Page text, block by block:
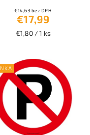
€14,63 bez DPH
€17,99
€1,80 / 1 ks